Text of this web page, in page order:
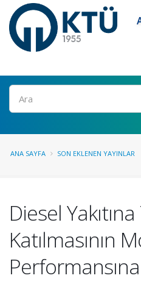
Ara
ANA SAYFA SON EKLENEN YAYINLAR
Diesel
Katılmasının